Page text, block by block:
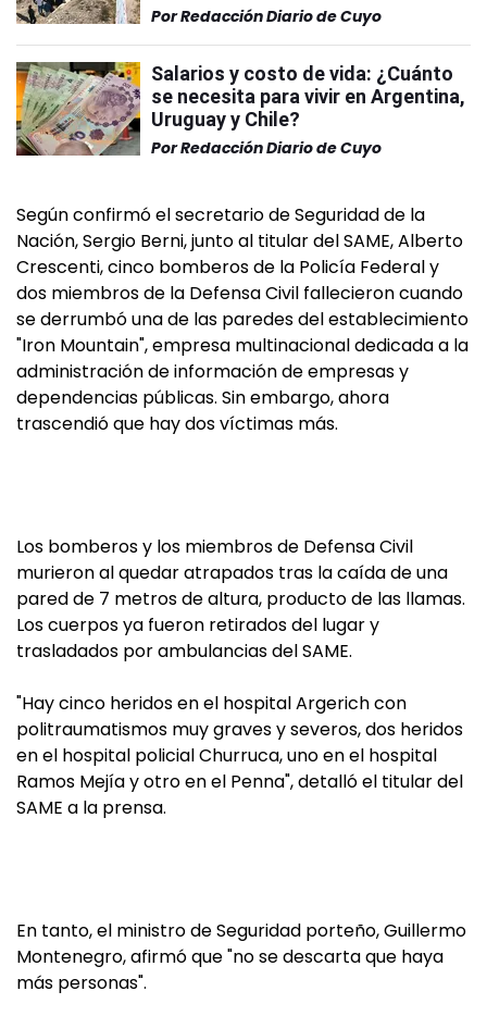
PorRedacción Diario de Cuyo
Salarios y costo de vida: ¿Cuánto
se necesita para vivir en Argentina,
Uruguay y Chile?
PorRedacción Diario de Cuyo
Según confirmó el secretario de Seguridad de la
Nación, Sergio Berni, junto al titular del SAME, Alberto
Crescenti, cinco bomberos de la Policía Federal y
dos miembros de la Defensa Civil fallecieron cuando
se derrumbó una de las paredes del establecimiento
"Iron Mountain", empresa multinacional dedicada a la
administración de información de empresas y
dependencias públicas. Sin embargo, ahora
trascendió que hay dos víctimas más.
Los bomberos y los miembros de Defensa Civil
murieron al quedar atrapados tras la caída de una
pared de 7 metros de altura, producto de las llamas.
Los cuerpos ya fueron retirados del lugar y
trasladados por ambulancias del SAME.
"Hay cinco heridos en el hospital Argerich con
politraumatismos muy graves y severos, dos heridos
en el hospital policial Churruca, uno en el hospital
Ramos Mejía y otro en el Penna", detalló el titular del
SAME a la prensa.
En tanto, el ministro de Seguridad porteño, Guillermo
Montenegro, afirmó que "no se descarta que haya
más personas".